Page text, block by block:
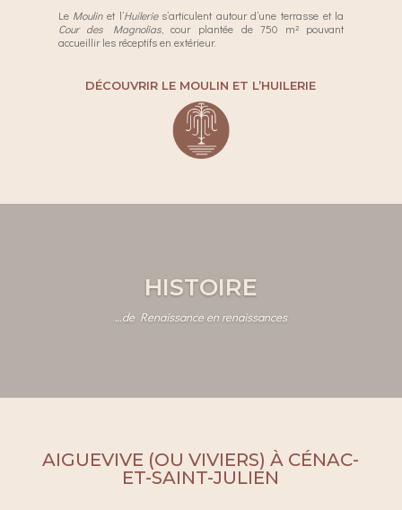
Le Moulinet l’Huileries’articulent autour d’une terrasse et la
Cour des Magnolias, cour plantée de 750 m² pouvant
accueillir les réceptifs en extérieur.
DÉCOUVRIR LE MOULIN ET L’HUILERIE
HISTOIRE
…de Renaissance en renaissances
AIGUEVIVE (OU VIVIERS) À CÉNAC-
ET-SAINT-JULIEN